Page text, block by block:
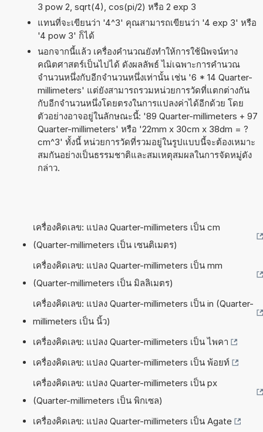
3 pow 2, sqrt(4), cos(pi/2) หรือ 2 exp 3
แทนที่จะเขียนว่า '4^3' คุณสามารถเขียนว่า '4 exp 3' หรือ
'4 pow 3' ก็ได้
นอกจากนี้แล้ว เครื่องคำนวณยังทำให้การใช้นิพจน์ทาง
คณิตศาสตร์เป็นไปได้ ดังผลลัพธ์ ไม่เฉพาะการคำนวณ
จำนวนหนึ่งกับอีกจำนวนหนึ่งเท่านั้น เช่น '6 * 14 Quarter-
millimeters' แต่ยังสามารถรวมหน่วยการวัดที่แตกต่างกัน
กับอีกจำนวนหนึ่งโดยตรงในการแปลงค่าได้อีกด้วย โดย
ตัวอย่างอาจอยู่ในลักษณะนี้: '89 Quarter-millimeters + 97
Quarter-millimeters' หรือ '22mm x 30cm x 38dm = ?
cm^3' ทั้งนี้ หน่วยการวัดที่รวมอยู่ในรูปแบบนี้จะต้องเหมาะ
สมกันอย่างเป็นธรรมชาติและสมเหตุสมผลในการจัดหมู่ดัง
กล่าว.
เครื่องคิดเลข: แปลง Quarter-millimeters เป็น cm
(Quarter-millimeters เป็น เซนติเมตร)
เครื่องคิดเลข: แปลง Quarter-millimeters เป็น mm
(Quarter-millimeters เป็น มิลลิเมตร)
เครื่องคิดเลข: แปลง Quarter-millimeters เป็น in (Quarter-
millimeters เป็น นิ้ว)
เครื่องคิดเลข: แปลง Quarter-millimeters เป็น ไพคา
เครื่องคิดเลข: แปลง Quarter-millimeters เป็น พ้อยท์
เครื่องคิดเลข: แปลง Quarter-millimeters เป็น px
(Quarter-millimeters เป็น พิกเซล)
เครื่องคิดเลข: แปลง Quarter-millimeters เป็น Agate